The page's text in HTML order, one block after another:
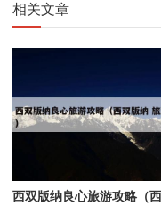
相关文章